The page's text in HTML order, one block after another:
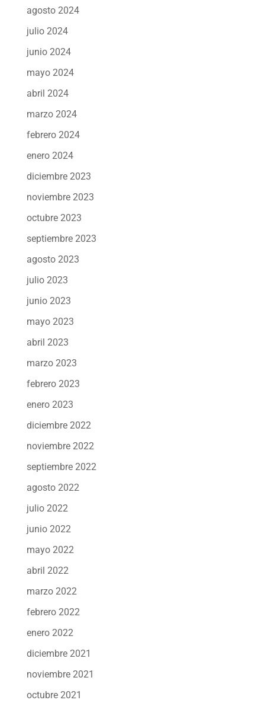
agosto 2024
julio 2024
junio 2024
mayo 2024
abril 2024
marzo 2024
febrero 2024
enero 2024
diciembre 2023
noviembre 2023
octubre 2023
septiembre 2023
agosto 2023
julio 2023
junio 2023
mayo 2023
abril 2023
marzo 2023
febrero 2023
enero 2023
diciembre 2022
noviembre 2022
septiembre 2022
agosto 2022
julio 2022
junio 2022
mayo 2022
abril 2022
marzo 2022
febrero 2022
enero 2022
diciembre 2021
noviembre 2021
octubre 2021